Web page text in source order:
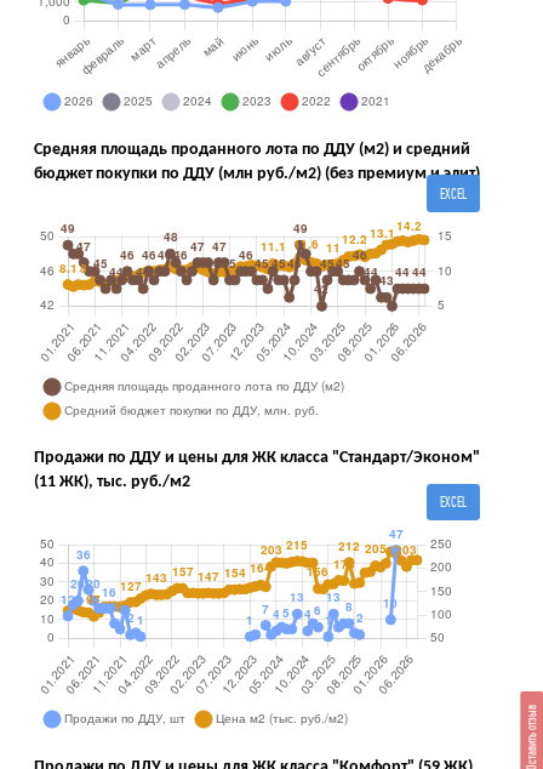
Средняя площадь проданного лота по ДДУ (м2) и средний
бюджет покупки по ДДУ (млн руб./м2) (без премиум и элит)
EXCEL
Продажи по ДДУ и цены для ЖК класса "Стандарт/Эконом"
(11 ЖК), тыс. руб./м2
EXCEL
Оставить отзыв